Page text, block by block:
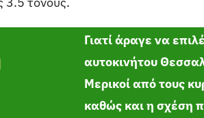
Γιατί άραγε να
αυτοκινήτου
Μερικοί από τους
καθώς και η σχέση